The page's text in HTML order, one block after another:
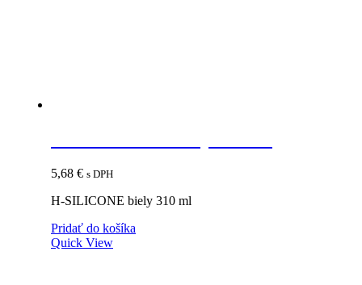
5,68 € s DPH
H-SILICONE biely 310 ml
Pridať do košíka
Quick View